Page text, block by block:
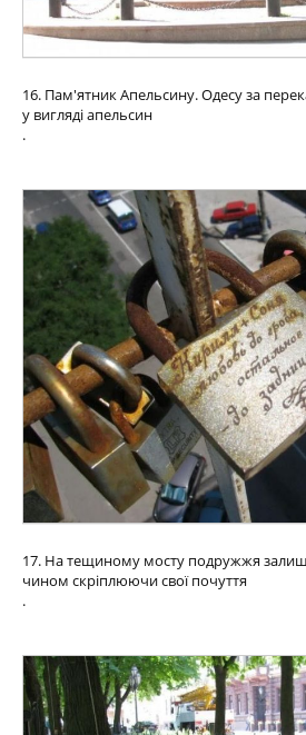
16. Пам'ятник Апельсину. Одесу за
у вигляді апельсин
.
17. На тещиному мосту подружжя
чином скріплюючи свої почуття
.